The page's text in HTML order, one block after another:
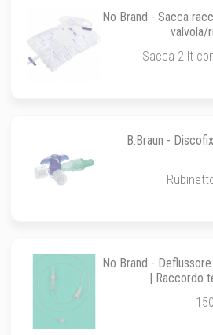
No Brand - Sacca
valvola/
Sacca 2 lt
B.Braun -
No Brand -
| Raccordo